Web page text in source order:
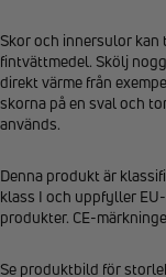
Skor och innersulor
fintvättmedel. Skölj
direkt värme från
skorna på en sval och
används.
Denna produkt är
klass I och uppfyller
produkter. CE-
Se produktbild för